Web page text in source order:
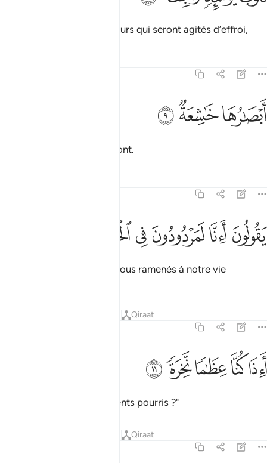
Ce jour-là, il y aura des cœurs qui seront agités d’effroi,
Réflexions
ابصارها خاشعة ٩
أَبْصَـٰرُهَا خَـٰشِعَةٌۭ ٩
ﲬﲭﲮ
et leurs regards se baisseront.
Réflexions
يقولون اانا لمردودون في الحافرة ١٠
يَقُولُونَ أَءِنَّا لَمَرْدُودُونَ فِى ٱلْحَافِرَةِ ١٠
ﲯﲰﲱﲲﲳ
Ils disent : "Quoi ! Serons-nous ramenés à notre vie
Réflexions Qiraat
ااذا كنا عظاما نخرة ١١
أَءِذَا كُنَّا عِظَـٰمًۭا نَّخِرَةًۭ ١١
ﲵﲶﲷﲸﲹ
quand nous serons ossements pourris ?"
Réflexions Qiraat